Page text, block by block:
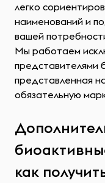
легко
наименований и
вашей
Мы работаем
представителями
представленная
обязательную
как